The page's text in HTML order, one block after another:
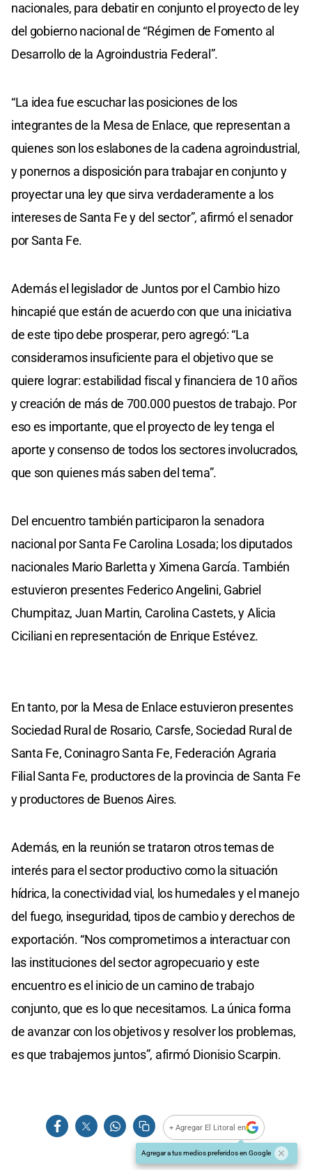
nacionales, para debatir en conjunto el proyecto de ley
del gobierno nacional de “Régimen de Fomento al
Desarrollo de la Agroindustria Federal”.
“La idea fue escuchar las posiciones de los
integrantes de la Mesa de Enlace, que representan a
quienes son los eslabones de la cadena agroindustrial,
y ponernos a disposición para trabajar en conjunto y
proyectar una ley que sirva verdaderamente a los
intereses de Santa Fe y del sector”, afirmó el senador
por Santa Fe.
Además el legislador de Juntos por el Cambio hizo
hincapié que están de acuerdo con que una iniciativa
de este tipo debe prosperar, pero agregó: “La
consideramos insuficiente para el objetivo que se
quiere lograr: estabilidad fiscal y financiera de 10 años
y creación de más de 700.000 puestos de trabajo. Por
eso es importante, que el proyecto de ley tenga el
aporte y consenso de todos los sectores involucrados,
que son quienes más saben del tema”.
Del encuentro también participaron la senadora
nacional por Santa Fe Carolina Losada; los diputados
nacionales Mario Barletta y Ximena García. También
estuvieron presentes Federico Angelini, Gabriel
Chumpitaz, Juan Martin, Carolina Castets, y Alicia
Ciciliani en representación de Enrique Estévez.
En tanto, por la Mesa de Enlace estuvieron presentes
Sociedad Rural de Rosario, Carsfe, Sociedad Rural de
Santa Fe, Coninagro Santa Fe, Federación Agraria
Filial Santa Fe, productores de la provincia de Santa Fe
y productores de Buenos Aires.
Además, en la reunión se trataron otros temas de
interés para el sector productivo como la situación
hídrica, la conectividad vial, los humedales y el manejo
del fuego, inseguridad, tipos de cambio y derechos de
exportación. “Nos comprometimos a interactuar con
las instituciones del sector agropecuario y este
encuentro es el inicio de un camino de trabajo
conjunto, que es lo que necesitamos. La única forma
de avanzar con los objetivos y resolver los problemas,
es que trabajemos juntos”, afirmó Dionisio Scarpin.
+ Agregar El Litoral en
Agregar a tus medios preferidos en Google